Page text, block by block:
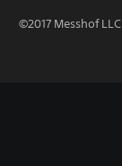
©2017 Messhof LLC